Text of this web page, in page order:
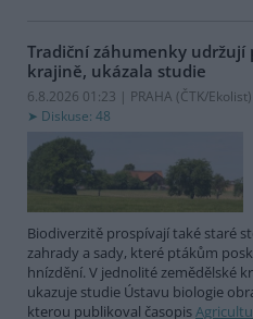
Tradiční záhumenky udržují
krajině, ukázala studie
6.8.2026 01:23 | PRAHA (ČTK/Ekolist)
Diskuse: 48
Biodiverzitě prospívají také staré
zahrady a sady, které ptákům
hnízdění. V jednolité zemědělské
ukazuje studie Ústavu biologie
kterou publikoval časopis